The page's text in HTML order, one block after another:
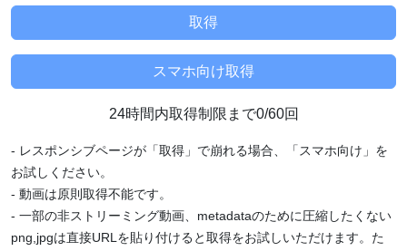
24時間内取得制限まで0/60回
- レスポンシブページが「取得」で崩れる場合、「スマホ向け」を
お試しください。
- 動画は原則取得不能です。
- 一部の非ストリーミング動画、metadataのために圧縮したくない
png,jpgは直接URLを貼り付けると取得をお試しいただけます。た